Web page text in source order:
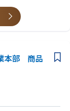
本部 商品